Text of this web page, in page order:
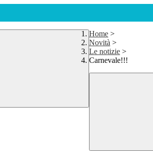
Home >
Novità >
Le notizie >
Carnevale!!!